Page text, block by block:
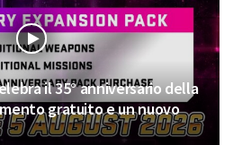
il 35° anniversario della
gratuito e un nuovo